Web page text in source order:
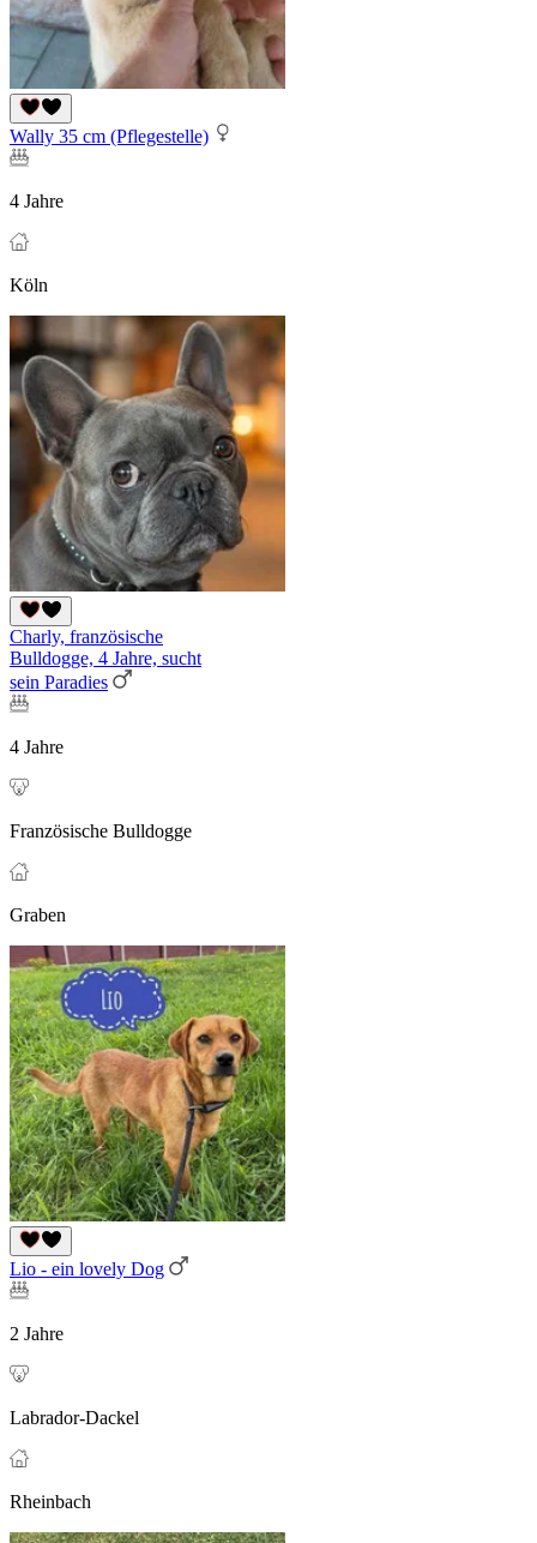
Wally 35 cm (Pflegestelle)
4 Jahre
Köln
Charly, französische
Bulldogge, 4 Jahre, sucht
sein Paradies
4 Jahre
Französische Bulldogge
Graben
Lio - ein lovely Dog
2 Jahre
Labrador-Dackel
Rheinbach